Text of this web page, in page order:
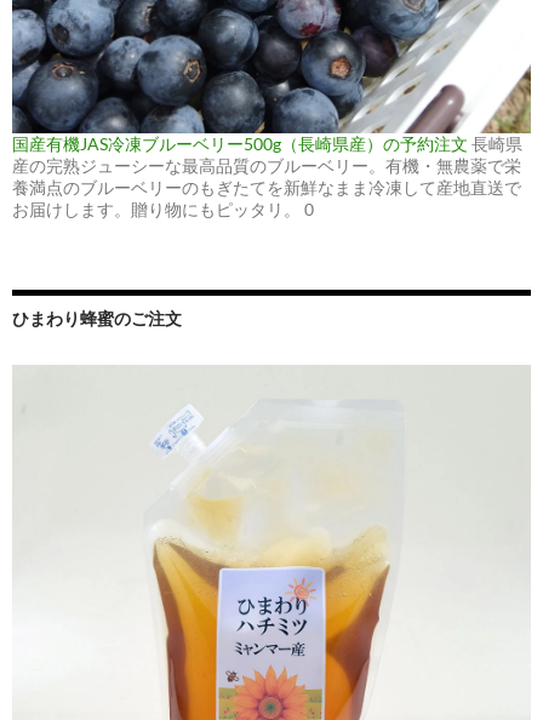
国産有機JAS冷凍ブルーベリー500g（長崎県産）の予約注文 長崎県
産の完熟ジューシーな最高品質のブルーベリー。有機・無農薬で栄
養満点のブルーベリーのもぎたてを新鮮なまま冷凍して産地直送で
お届けします。贈り物にもピッタリ。 0
ひまわり蜂蜜のご注文